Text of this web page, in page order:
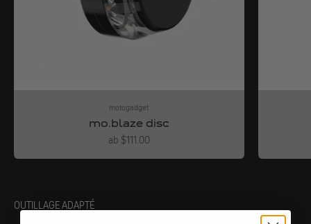
motogadget
mo.blaze disc
Angebot
ab $111.00
OUTILLAGE ADAPTÉ